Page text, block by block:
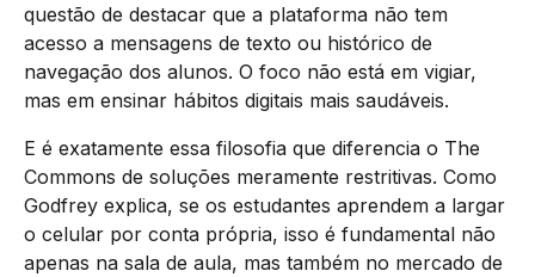
questão de destacar que a plataforma não tem
acesso a mensagens de texto ou histórico de
navegação dos alunos. O foco não está em vigiar,
mas em ensinar hábitos digitais mais saudáveis.
E é exatamente essa filosofia que diferencia o The
Commons de soluções meramente restritivas. Como
Godfrey explica, se os estudantes aprendem a largar
o celular por conta própria, isso é fundamental não
apenas na sala de aula, mas também no mercado de